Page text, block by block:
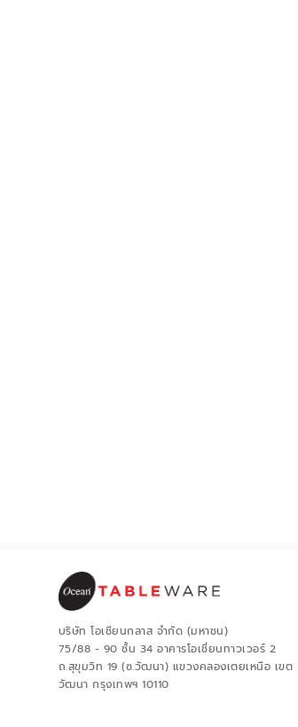
บริษัท โอเชียนกลาส จำกัด (มหาชน)
75/88 - 90 ชั้น 34 อาคารโอเชี่ยนทาวเวอร์ 2
ถ.สุขุมวิท 19 (ซ.วัฒนา) แขวงคลองเตยเหนือ เขต
วัฒนา กรุงเทพฯ 10110